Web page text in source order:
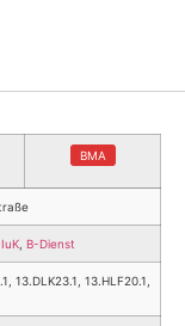
BMA
IuK B-Dienst
13.DLK23.1, 13.HLF20.1,